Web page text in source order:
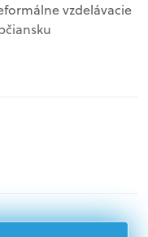
vzdelávacie